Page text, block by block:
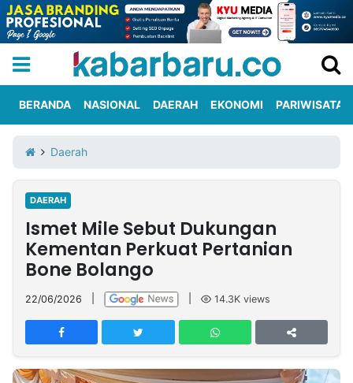
Iklan
Berita
Kami
Nasional
International
Olahraga
Entertainment
Daerah
Pariwisata
Kuliner
Kolom
Network
PT
TREETAN
INDONESIA
BERANDA NASIONAL DAERAH EKONOMI PARIWISATA
Daerah
DAERAH
Ismet Mile Sebut Dukungan
Kementan Perkuat Pertanian
Bone Bolango
22/06/2026 14.3K views